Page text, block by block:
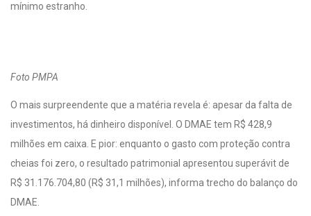
mínimo estranho.
Foto PMPA
O mais surpreendente que a matéria revela é: apesar da falta de
investimentos, há dinheiro disponível. O DMAE tem R$ 428,9
milhões em caixa. E pior: enquanto o gasto com proteção contra
cheias foi zero, o resultado patrimonial apresentou superávit de
R$ 31.176.704,80 (R$ 31,1 milhões), informa trecho do balanço do
DMAE.